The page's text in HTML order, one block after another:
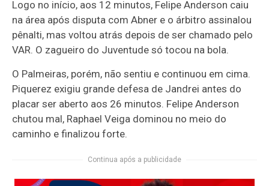
Logo no início, aos 12 minutos, Felipe Anderson caiu
na área após disputa com Abner e o árbitro assinalou
pênalti, mas voltou atrás depois de ser chamado pelo
VAR. O zagueiro do Juventude só tocou na bola.
O Palmeiras, porém, não sentiu e continuou em cima.
Piquerez exigiu grande defesa de Jandrei antes do
placar ser aberto aos 26 minutos. Felipe Anderson
chutou mal, Raphael Veiga dominou no meio do
caminho e finalizou forte.
Continua após a publicidade